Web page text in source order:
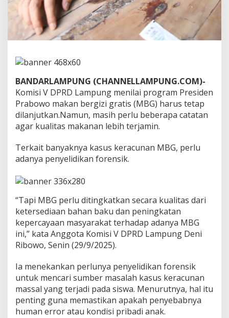
e
r
P
e
i
d
i
k
F
o
s
k
BANDARLAMPUNG (CHANNELLAMPUNG.COM)-
Komisi V DPRD Lampung menilai program Presiden
Prabowo makan bergizi gratis (MBG) harus tetap
dilanjutkan.Namun, masih perlu beberapa catatan
agar kualitas makanan lebih terjamin.
Terkait banyaknya kasus keracunan MBG, perlu
adanya penyelidikan forensik.
“Tapi MBG perlu ditingkatkan secara kualitas dari
ketersediaan bahan baku dan peningkatan
kepercayaan masyarakat terhadap adanya MBG
ini,” kata Anggota Komisi V DPRD Lampung Deni
Ribowo, Senin (29/9/2025).
Ia menekankan perlunya penyelidikan forensik
untuk mencari sumber masalah kasus keracunan
massal yang terjadi pada siswa. Menurutnya, hal itu
penting guna memastikan apakah penyebabnya
human error atau kondisi pribadi anak.